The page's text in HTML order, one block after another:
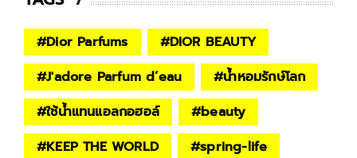
#Dior Parfums #DIOR BEAUTY
#J'adore Parfum d’eau #น้ำหอมรักษ์โลก
#ใช้น้ำแทนแอลกอฮอล์ #beauty
#KEEP THE WORLD #spring-life